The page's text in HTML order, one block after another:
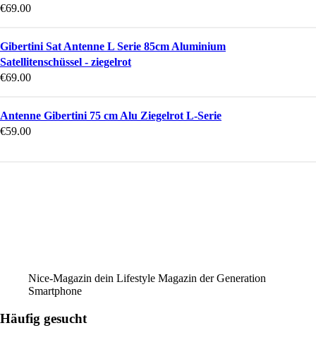
€69.00
Gibertini Sat Antenne L Serie 85cm Aluminium
Satellitenschüssel - ziegelrot
€69.00
Antenne Gibertini 75 cm Alu Ziegelrot L-Serie
€59.00
Nice-Magazin dein Lifestyle Magazin der Generation
Smartphone
Häufig gesucht